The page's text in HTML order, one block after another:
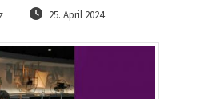
25. April 2024